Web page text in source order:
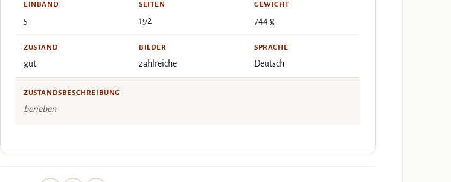
EINBAND
5
SEITEN
192
GEWICHT
744 g
ZUSTAND
gut
BILDER
zahlreiche
SPRACHE
Deutsch
ZUSTANDSBESCHREIBUNG
berieben